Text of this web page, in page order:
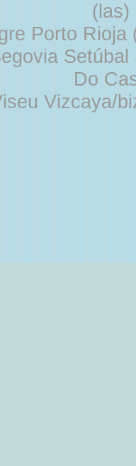
Porto
Do
Vizcaya/